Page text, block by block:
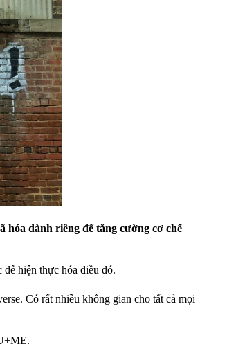
hóa dành riêng để tăng cường cơ chế
hiện thực hóa điều đó.
Có rất nhiều không gian cho tất cả mọi